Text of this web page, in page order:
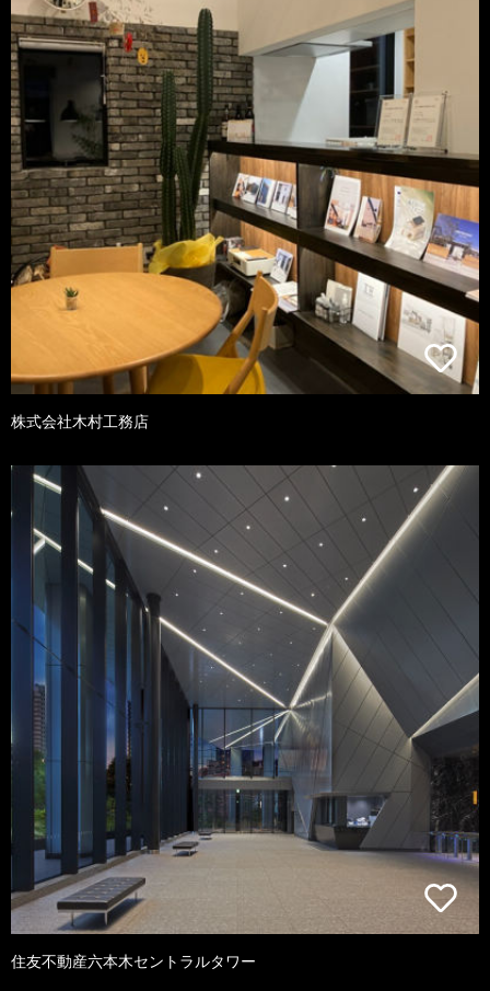
株式会社木村工務店
住友不動産六本木セントラルタワー